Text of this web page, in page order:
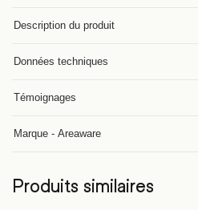
Description du produit
Données techniques
Témoignages
Marque - Areaware
Produits similaires